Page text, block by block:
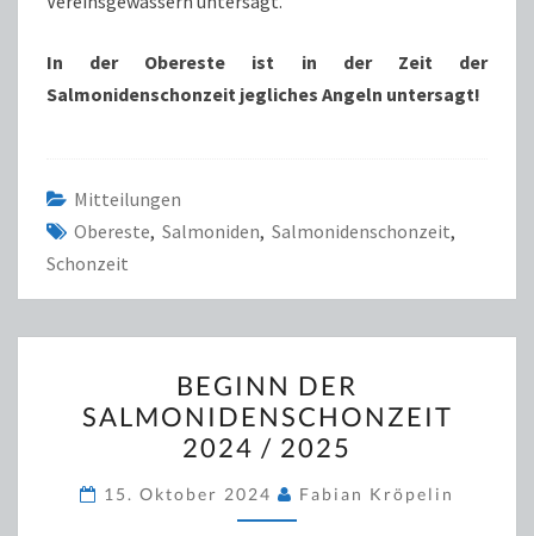
In der Obereste ist in der Zeit der
Salmonidenschonzeit jegliches Angeln untersagt!
Mitteilungen
Obereste, Salmoniden, Salmonidenschonzeit,
Schonzeit
DER
SALMONIDENSCHONZEIT
2024
/
2025
BEGINN DER
SALMONIDENSCHONZEIT
2024 / 2025
15. Oktober 2024 Fabian Kröpelin